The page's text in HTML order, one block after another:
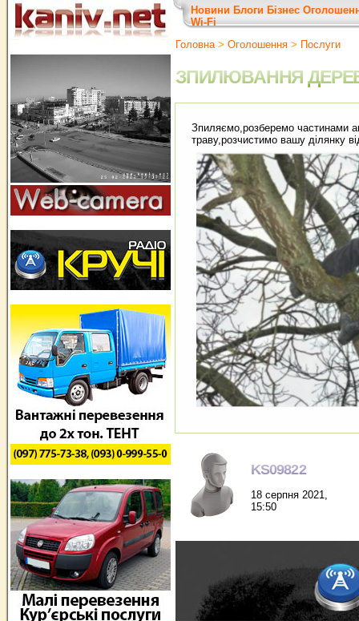
Новини Блоги Бізнес
Wi-Fi
Головна> Оголошення > Послуги
ЗПИЛЮВАННЯ
Зпиляємо,розберемо частинами
траву,розчистимо вашу ділянку
KS09822
18 серпня 2021,
15:50